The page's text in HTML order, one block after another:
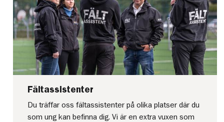
Fältassistenter
Du träffar oss fältassistenter på olika platser där du
som ung kan befinna dig. Vi är en extra vuxen som